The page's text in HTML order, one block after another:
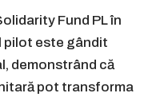
Fund PL în
pilot este gândit
demonstrând că
pot transforma